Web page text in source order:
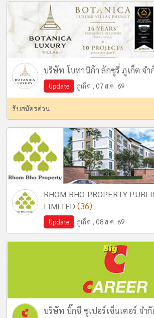
บริษัท โบทานิก้า ลักซูรี่ ภูเก็ต จ
Update ภูเก็ต , 07 ส.ค. 69
รับสมัครด่วน
RHOM BHO PROPERTY
LIMITED(36)
Update ภูเก็ต , 08 ส.ค. 69
บริษัท บิ๊กซี ซูเปอร์เซ็นเตอร์ จำ